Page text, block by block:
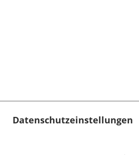
Datenschutzeinstellungen